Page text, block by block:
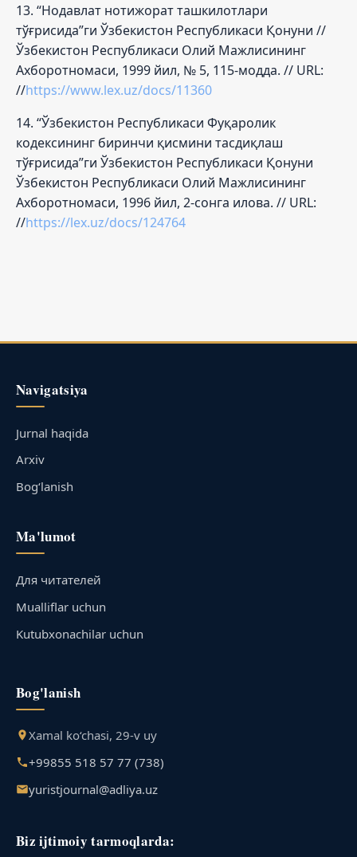
13. “Нодавлат нотижорат ташкилотлари
тўғрисида”ги Ўзбекистон Республикаси Қонуни //
Ўзбекистон Республикаси Олий Мажлисининг
Ахборотномаси, 1999 йил, № 5, 115-модда. // URL:
//https://www.lex.uz/docs/11360
14. “Ўзбекистон Республикаси Фуқаролик
кодексининг биринчи қисмини тасдиқлаш
тўғрисида”ги Ўзбекистон Республикаси Қонуни
Ўзбекистон Республикаси Олий Мажлисининг
Ахборотномаси, 1996 йил, 2-сонга илова. // URL:
//https://lex.uz/docs/124764
Navigatsiya
Jurnal haqida
Arxiv
Bog‘lanish
Ma'lumot
Для читателей
Mualliflar uchun
Kutubxonachilar uchun
Bog'lanish
Xamal ko‘chasi, 29-v uy
+99855 518 57 77 (738)
yuristjournal@adliya.uz
Biz ijtimoiy tarmoqlarda: